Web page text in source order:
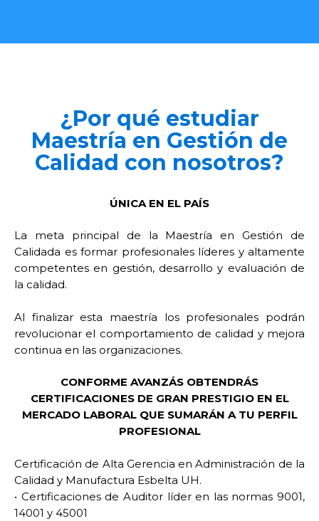
¿Por qué estudiar
Maestría en Gestión de
Calidad con nosotros?
ÚNICA EN EL PAÍS
La meta principal de la Maestría en Gestión de
Calidada es formar profesionales líderes y altamente
competentes en gestión, desarrollo y evaluación de
la calidad.
Al finalizar esta maestría los profesionales podrán
revolucionar el comportamiento de calidad y mejora
continua en las organizaciones.
CONFORME AVANZÁS OBTENDRÁS
CERTIFICACIONES DE GRAN PRESTIGIO EN EL
MERCADO LABORAL QUE SUMARÁN A TU PERFIL
PROFESIONAL
Certificación de Alta Gerencia en Administración de la
Calidad y Manufactura Esbelta UH.
• Certificaciones de Auditor líder en las normas 9001,
14001 y 45001